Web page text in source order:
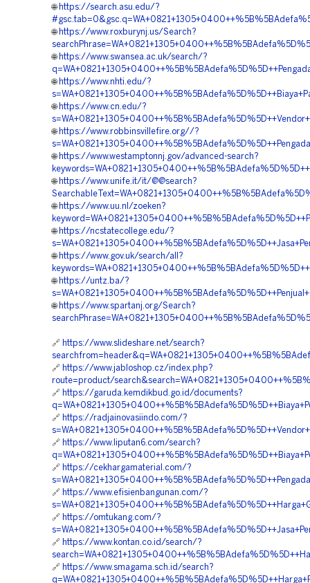
🌐 https://search.asu.edu/?
🌐 https://www.roxburynj.us/Search?
🌐 https://www.swansea.ac.uk/search/?
🌐 https://www.nhti.edu/?
🌐 https://www.cn.edu/?
🌐 https://www.robbinsvillefire.org//?
🌐 https://www.westamptonnj.gov/advanced-search?
🌐 https://www.unife.it/it/@@search?
🌐 https://www.uu.nl/zoeken?
🌐 https://ncstatecollege.edu/?
🌐 https://www.gov.uk/search/all?
🌐 https://untz.ba/?
🌐 https://www.spartanj.org/Search?
🔗 https://www.slideshare.net/search?
🔗 https://www.jabloshop.cz/index.php?
route=product/
🔗 https://garuda.kemdikbud.go.id/documents?
🔗 https://radjainovasiindo.com/?
🔗 https://www.liputan6.com/search?
🔗 https://cekhargamaterial.com/?
🔗 https://www.efisienbangunan.com/?
🔗 https://omtukang.com/?
🔗 https://www.kontan.co.id/search/?
🔗 https://www.smagama.sch.id/search?